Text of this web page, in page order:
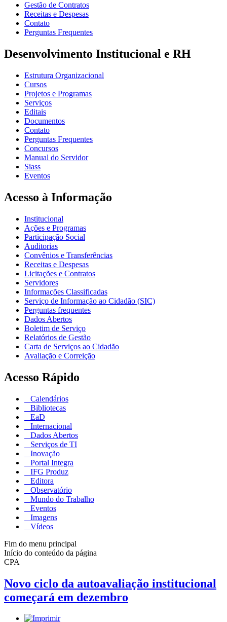
Gestão de Contratos
Receitas e Despesas
Contato
Perguntas Frequentes
Desenvolvimento Institucional e RH
Estrutura Organizacional
Cursos
Projetos e Programas
Serviços
Editais
Documentos
Contato
Perguntas Frequentes
Concursos
Manual do Servidor
Siass
Eventos
Acesso à Informação
Institucional
Ações e Programas
Participação Social
Auditorias
Convênios e Transferências
Receitas e Despesas
Licitações e Contratos
Servidores
Informações Classificadas
Serviço de Informação ao Cidadão (SIC)
Perguntas frequentes
Dados Abertos
Boletim de Serviço
Relatórios de Gestão
Carta de Serviços ao Cidadão
Avaliação e Correição
Acesso Rápido
Calendários
Bibliotecas
EaD
Internacional
Dados Abertos
Serviços de TI
Inovação
Portal Integra
IFG Produz
Editora
Observatório
Mundo do Trabalho
Eventos
Imagens
Vídeos
Fim do menu principal
Início do conteúdo da página
CPA
Novo ciclo da autoavaliação institucional
começará em dezembro